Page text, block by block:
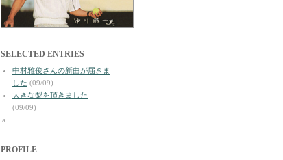
SELECTED ENTRIES
中村雅俊さんの新曲が届きま
した (09/09)
大きな梨を頂きました
(09/09)
a
PROFILE